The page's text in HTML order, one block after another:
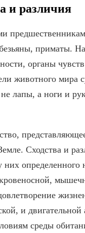
и различия
приматы.
органы
животного мира
лапы, а ноги и
Сходства и
определенного
и
среды